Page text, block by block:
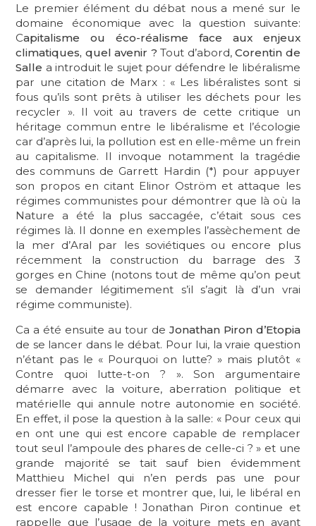
Le premier élément du débat nous a mené sur le
domaine économique avec la question suivante:
Capitalisme ou éco-réalisme face aux enjeux
climatiques, quel avenir ? Tout d’abord,Corentin de
Salle a introduit le sujet pour défendre le libéralisme
par une citation de Marx : « Les libéralistes sont si
fous qu’ils sont prêts à utiliser les déchets pour les
recycler ». Il voit au travers de cette critique un
héritage commun entre le libéralisme et l’écologie
car d’après lui, la pollution est en elle-même un frein
au capitalisme. Il invoque notamment la tragédie
des communs de Garrett Hardin (*) pour appuyer
son propos en citant Elinor Oström et attaque les
régimes communistes pour démontrer que là où la
Nature a été la plus saccagée, c’était sous ces
régimes là. Il donne en exemples l’assèchement de
la mer d’Aral par les soviétiques ou encore plus
récemment la construction du barrage des 3
gorges en Chine (notons tout de même qu’on peut
se demander légitimement s’il s’agit là d’un vrai
régime communiste).
Ca a été ensuite au tour de Jonathan Piron d’Etopia
de se lancer dans le débat. Pour lui, la vraie question
n’étant pas le « Pourquoi on lutte? » mais plutôt «
Contre quoi lutte-t-on ? ». Son argumentaire
démarre avec la voiture, aberration politique et
matérielle qui annule notre autonomie en société.
En effet, il pose la question à la salle: « Pour ceux qui
en ont une qui est encore capable de remplacer
tout seul l’ampoule des phares de celle-ci ? » et une
grande majorité se tait sauf bien évidemment
Matthieu Michel qui n’en perds pas une pour
dresser fier le torse et montrer que, lui, le libéral en
est encore capable ! Jonathan Piron continue et
rappelle que l’usage de la voiture mets en avant